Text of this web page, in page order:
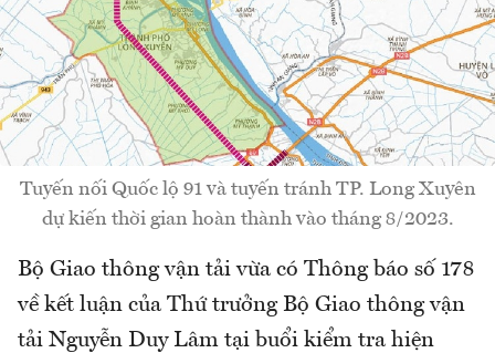
Tuyến nối Quốc lộ 91 và tuyến tránh TP. Long Xuyên
dự kiến thời gian hoàn thành vào tháng 8/2023.
Bộ Giao thông vận tải vừa có Thông báo số 178
về kết luận của Thứ trưởng Bộ Giao thông vận
tải Nguyễn Duy Lâm tại buổi kiểm tra hiện